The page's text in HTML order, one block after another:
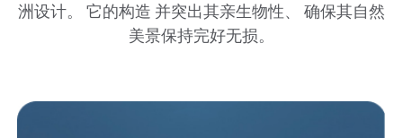
洲设计。 它的构造 并突出其亲生物性、 确保其自然
美景保持完好无损。